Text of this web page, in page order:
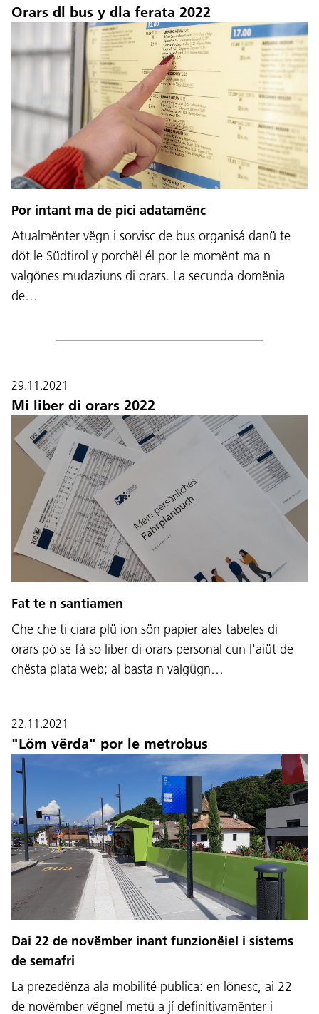
Orars dl bus y dla ferata 2022
Por intant ma de pici adatamënc
Atualmënter vëgn i sorvisc de bus organisá danü te
döt le Südtirol y porchël él por le momënt ma n
valgönes mudaziuns di orars. La secunda domënia
de…
29.11.2021
Mi liber di orars 2022
Fat te n santiamen
Che che ti ciara plü ion sön papier ales tabeles di
orars pó se fá so liber di orars personal cun l'aiüt de
chësta plata web; al basta n valgügn…
22.11.2021
"Löm vërda" por le metrobus
Dai 22 de novëmber inant funzionëiel i sistems
de semafri
La prezedënza ala mobilité publica: en lönesc, ai 22
de novëmber vëgnel metü a jí definitivamënter i